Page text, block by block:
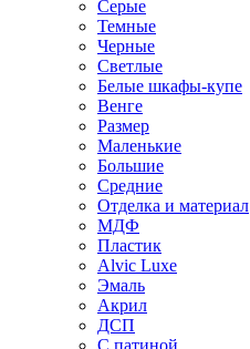
Серые
Темные
Черные
Светлые
Белые шкафы-купе
Венге
Размер
Маленькие
Большие
Средние
Отделка и материал
МДФ
Пластик
Alvic Luxe
Эмаль
Акрил
ДСП
С патиной